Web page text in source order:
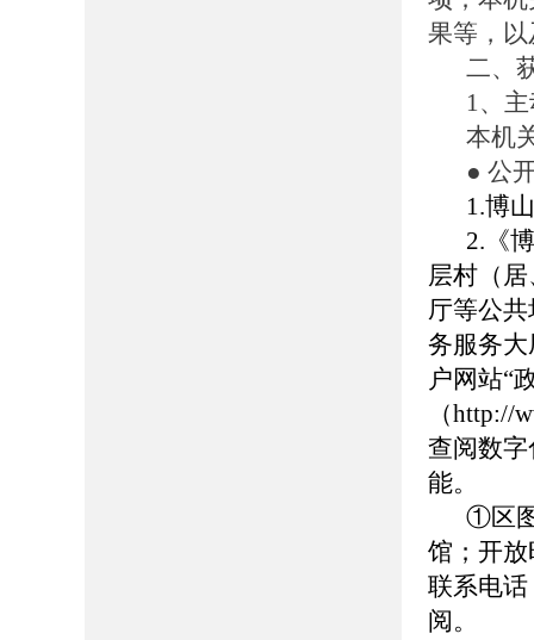
果等，
二、
1、
本机
● 公
1.博
2.《
层村（
厅等公
务服务
户网站“
（http://
查阅数
能。
①区
馆；开
联系电话
阅。